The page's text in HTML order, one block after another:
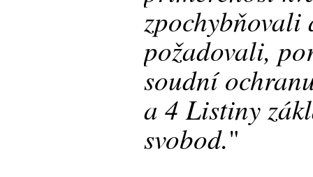
požadovali,
soudní
a 4 Listiny
svobod."